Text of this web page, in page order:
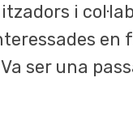
i
en
ser una